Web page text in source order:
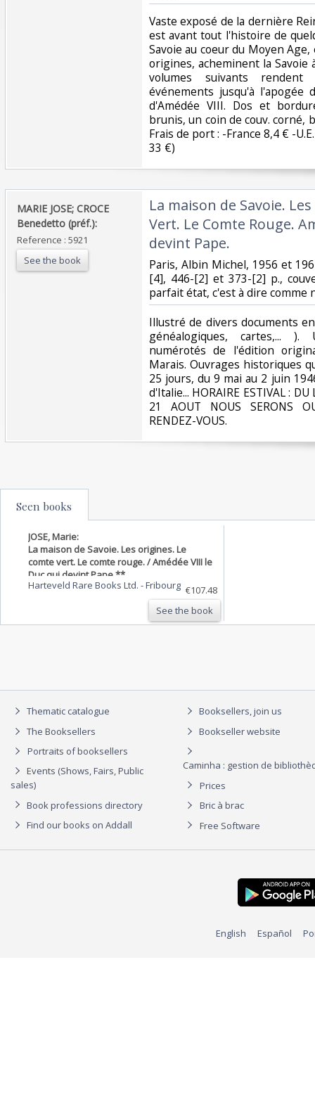
‎Vaste exposé de la dernière
est avant tout l'histoire de
Savoie au coeur du Moyen
origines, acheminent la
volumes suivants
événements jusqu'à l'apogée
d'Amédée VIII. Dos et
brunis, un coin de couv. corné,
Frais de port : -France 8,4 € -
33 €) ‎
‎MARIE JOSE; CROCE
Benedetto (préf.):‎
Reference : 5921
See the book
‎La maison de Savoie.
Vert. Le Comte Rouge.
devint Pape.‎
‎Paris, Albin Michel, 1956 et
[4], 446-[2] et 373-[2] p.,
parfait état, c'est à dire comme
‎Illustré de divers documents
généalogiques, cartes,...
numérotés de l'édition
Marais. Ouvrages historiques
25 jours, du 9 mai au 2 juin
d'Italie... HORAIRE ESTIVAL :
21 AOUT NOUS SERONS
RENDEZ-VOUS.‎
Seen books
JOSE, Marie:
La maison de Savoie. Les origines. Le
comte vert. Le comte rouge. / Amédée VIII le
Duc qui devint Pape **
Harteveld Rare Books Ltd. -Fribourg €107.48
See the book
Thematic catalogue
The Booksellers
Portraits of booksellers
Events (Shows, Fairs, Public
sales)
Book professions directory
Find our books on Addall
Booksellers, join us
Bookseller website
Caminha : gestion de
Prices
Bric à brac
Free Software
English Español